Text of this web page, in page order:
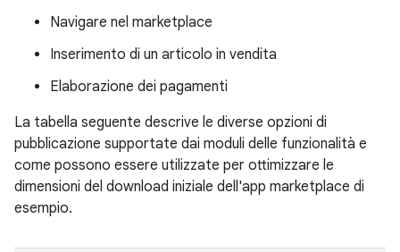
Navigare nel marketplace
Inserimento di un articolo in vendita
Elaborazione dei pagamenti
La tabella seguente descrive le diverse opzioni di
pubblicazione supportate dai moduli delle funzionalità e
come possono essere utilizzate per ottimizzare le
dimensioni del download iniziale dell'app marketplace di
esempio.